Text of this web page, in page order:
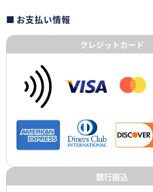
お支払い情報
クレジットカード
銀行振込